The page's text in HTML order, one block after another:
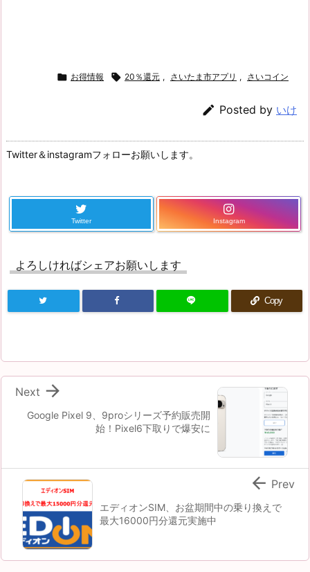
 お得情報  20％還元 , さいたま市アプリ , さいコイン
 Posted by いけ
Twitter＆instagramフォローお願いします。
Twitter Instagram
よろしければシェアお願いします
Copy
Google Pixel 9、9proシリーズ予約販売開
始！Pixel6下取りで爆安に

Next
エディオンSIM、お盆期間中の乗り換えで
最大16000円分還元実施中
 Prev